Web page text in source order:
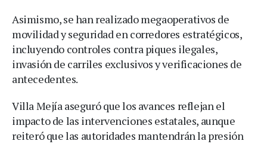
Asimismo, se han realizado megaoperativos de
movilidad y seguridad en corredores estratégicos,
incluyendo controles contra piques ilegales,
invasión de carriles exclusivos y verificaciones de
antecedentes.
Villa Mejía aseguró que los avances reflejan el
impacto de las intervenciones estatales, aunque
reiteró que las autoridades mantendrán la presión